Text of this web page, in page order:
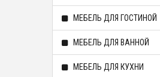
МЕБЕЛЬ ДЛЯ ГОСТИНОЙ
МЕБЕЛЬ ДЛЯ ВАННОЙ
МЕБЕЛЬ ДЛЯ КУХНИ